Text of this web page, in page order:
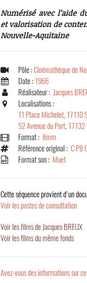
Numérisé avec l’aide
et valorisation de
Nouvelle-Aquitaine
Pôle :Cinémathèque de
Date : 1966
Réalisateur : Jacques
Localisations :
11 Place Michelet, 17110
52 Avenue du Port,
Format : 8mm
Référence original : C P8
Format son : Muet
Cette séquence provient d'un
Voir les postes de consultation
Voir les films de Jacques BREUX
Voir les films du même fonds
Avez-vous des informations sur